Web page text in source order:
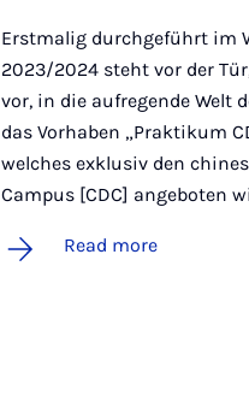
Erstmalig durchgeführt im
2023/2024 steht vor der
vor, in die aufregende Welt
das Vorhaben „Praktikum
welches exklusiv den
Campus [CDC] angeboten
Read more